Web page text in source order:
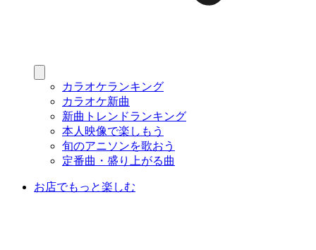
カラオケランキング
カラオケ新曲
新曲トレンドランキング
本人映像で楽しもう
旬のアニソンを歌おう
定番曲・盛り上がる曲
お店でもっと楽しむ